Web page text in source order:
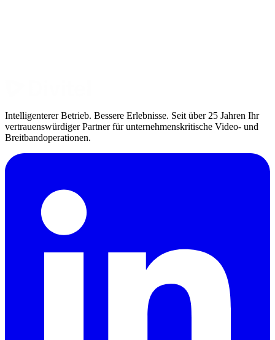
Intelligenterer Betrieb. Bessere Erlebnisse. Seit über 25 Jahren Ihr
vertrauenswürdiger Partner für unternehmenskritische Video- und
Breitbandoperationen.